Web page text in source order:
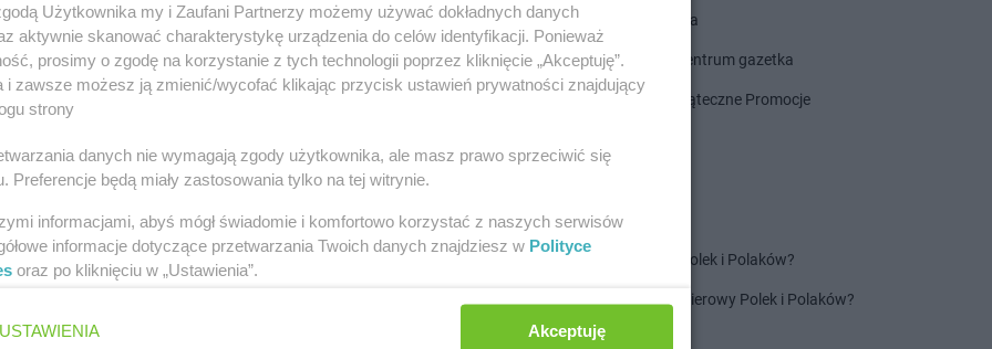
PEPCO gazetka
Netto gazetka
Dino gazetka
Dealz gazetka
Delikatesy Centrum gazetka
Gazetka Świąteczne Promocje
Jakie są ulubione płatki owsiane Polek i Polaków?
Jaki jest ulubiony żel pod prysznic Polek i Polaków?
Jaki jest ulubiony szampon Polek i Polaków?
Jaki jest ulubiony ręcznik papierowy Polek i Polaków?
Użytkownika my i Zaufani Partnerzy możemy używać dokładnych danych
aktywnie skanować charakterystykę urządzenia do celów identyfikacji. Ponieważ
prosimy o zgodę na korzystanie z tych technologii poprzez kliknięcie „Akceptuję”.
i zawsze możesz ją zmienić/wycofać klikając przycisk ustawień prywatności znajdujący
strony
danych nie wymagają zgody użytkownika, ale masz prawo sprzeciwić się
Preferencje będą miały zastosowania tylko na tej witrynie.
informacjami, abyś mógł świadomie i komfortowo korzystać z naszych serwisów
informacje dotyczące przetwarzania Twoich danych znajdziesz w Polityce
oraz po kliknięciu w „Ustawienia”.
USTAWIENIA Akceptuję